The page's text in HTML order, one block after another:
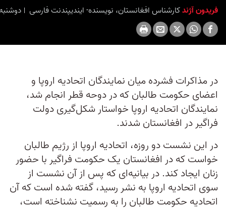
فریدون آژندکارشناس افغانستان، نویسنده- ایندیپندنت فارسی دوشنبه ۸ آذر ۱۴۰۰ برابر با ۲۹ نُوامبر
در مذاکرات فشرده میان نمایندگان اتحادیه اروپا و
اعضای حکومت طالبان که در دوحه قطر انجام شد،
نمایندگان اتحادیه اروپا خواستار شکل‌گیری دولت
فراگیر در افغانستان شدند.
در این نشست دو روزه، اتحادیه اروپا از رژیم طالبان
خواست که در افغانستان یک حکومت فراگیر با حضور
زنان ایجاد کند. در بیانیه‌ای که پس از آن نشست از
سوی اتحادیه اروپا به نشر رسید، گفته شده است که آن
اتحادیه حکومت طالبان را به رسمیت نشناخته است،